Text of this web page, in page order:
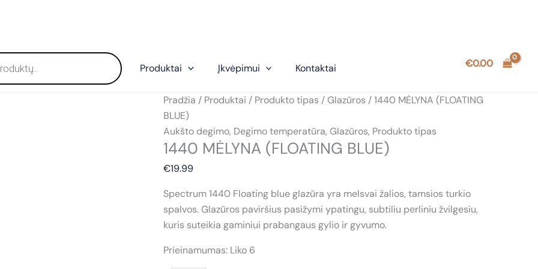
Produktai Įkvėpimui Kontaktai €0.00
Pradžia / Produktai / Produkto tipas /Glazūros / 1440 MĖLYNA (FLOATING
BLUE)
Aukšto degimo, Degimo temperatūra, Glazūros, Produkto tipas
1440 MĖLYNA (FLOATING BLUE)
€19.99
Spectrum 1440 Floating blue glazūra yra melsvai žalios, tamsios turkio
spalvos. Glazūros paviršius pasižymi ypatingu, subtiliu perliniu žvilgesiu,
kuris suteikia gaminiui prabangaus gylio ir gyvumo.
Prieinamumas: Liko 6